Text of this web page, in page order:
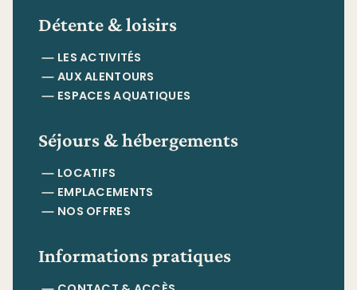
Détente & loisirs
LES ACTIVITÉS
AUX ALENTOURS
ESPACES AQUATIQUES
Séjours & hébergements
LOCATIFS
EMPLACEMENTS
NOS OFFRES
Informations pratiques